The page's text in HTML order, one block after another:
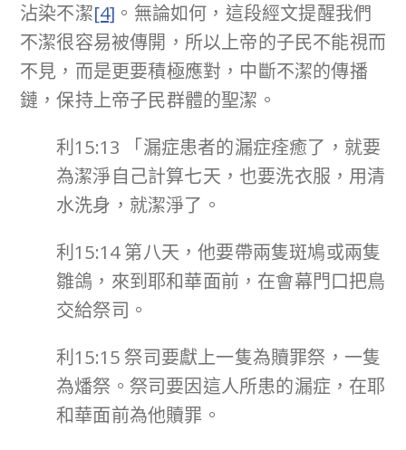
沾染不潔[4] 。無論如何，這段經文提醒我們
不潔很容易被傳開，所以上帝的子民不能視而
不見，而是更要積極應對，中斷不潔的傳播
鏈，保持上帝子民群體的聖潔。
利15:13 「漏症患者的漏症痊癒了，就要
為潔淨自己計算七天，也要洗衣服，用清
水洗身，就潔淨了。
利15:14 第八天，他要帶兩隻斑鳩或兩隻
雛鴿，來到耶和華面前，在會幕門口把鳥
交給祭司。
利15:15 祭司要獻上一隻為贖罪祭，一隻
為燔祭。祭司要因這人所患的漏症，在耶
和華面前為他贖罪。